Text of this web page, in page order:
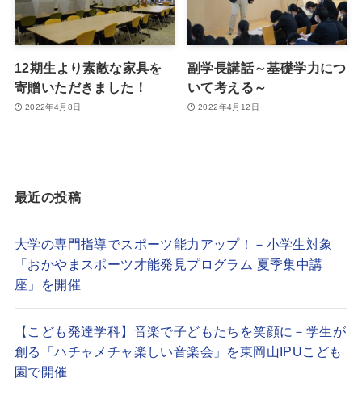
12期生より素敵な家具を
寄贈いただきました！
2022年4月8日
副学長講話～基礎学力につ
いて考える～
2022年4月12日
最近の投稿
大学の専門指導でスポーツ能力アップ！－小学生対象
「おかやまスポーツ才能発見プログラム 夏季集中講
座」を開催
【こども発達学科】音楽で子どもたちを笑顔に－学生が
創る「ハチャメチャ楽しい音楽会」を東岡山IPUこども
園で開催